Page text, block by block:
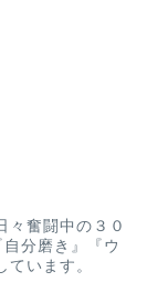
々奮闘中の３０
分磨き』『ウ
います。